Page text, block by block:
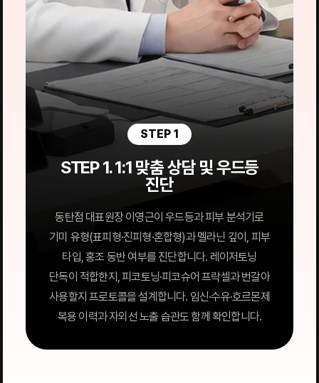
STEP 1
STEP 1. 1:1 맞춤 상담 및 우드등
진단
동탄점 대표원장 이영근이 우드등과 피부 분석기로
기미 유형(표피형·진피형·혼합형)과 멜라닌 깊이, 피부
타입, 홍조 동반 여부를 진단합니다. 레이저토닝
단독이 적합한지, 피코토닝·피코슈어 프락셀과 번갈아
사용할지 프로토콜을 설계합니다. 임신·수유·호르몬제
복용 이력과 자외선 노출 습관도 함께 확인합니다.